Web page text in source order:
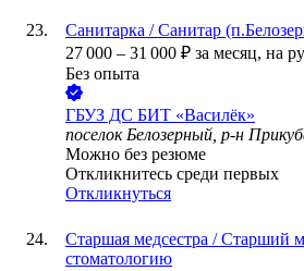
Санитарка / Санитар
27 000 – 31 000 ₽ за месяц, на
Без опыта
ГБУЗ ДС БИТ «Василёк»
поселок Белозерный, р-н
Можно без резюме
Откликнитесь среди первых
Откликнуться
Старшая медсестра / Старший
стоматологию